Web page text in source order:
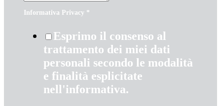
Informativa Privacy *
Esprimo il consenso al
trattamento dei miei dati
personali secondo le modalità
e finalità esplicitate
nell'informativa.